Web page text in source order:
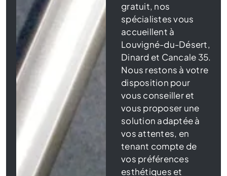
gratuit, nos
spécialistes vous
accueillent à
Louvigné-du-Désert,
Dinard et Cancale 35.
Nous restons à votre
disposition pour
vous conseiller et
vous proposer une
solution adaptée à
vos attentes, en
tenant compte de
vos préférences
esthétiques et